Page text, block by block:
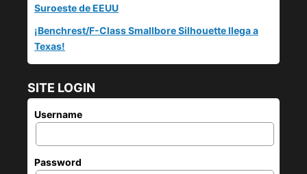
Suroeste de EEUU
¡Benchrest/F-Class Smallbore Silhouette llega a
Texas!
SITE LOGIN
Username
Password